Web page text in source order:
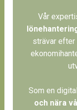
Vår
strävar
Som en
och nära